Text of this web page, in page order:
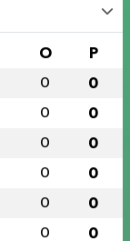
O P
0 0
0 0
0 0
0 0
0 0
0 0